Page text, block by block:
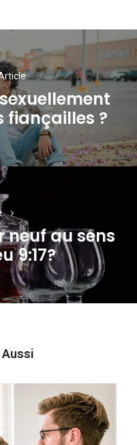
fiançailles ?
neuf au sens
9:17?
Aussi